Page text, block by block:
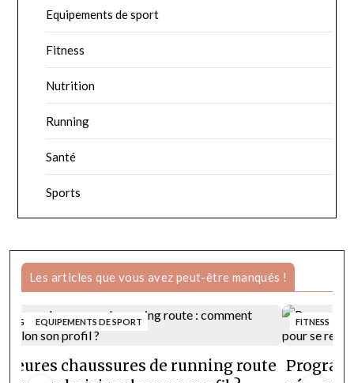
Equipements de sport
Fitness
Nutrition
Running
Santé
Sports
Les articles que vous avez peut-être manqués !
EQUIPEMENTS DE SPORT
chaussures de running route
FITNESS